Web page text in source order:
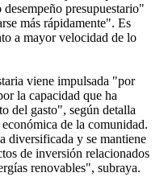
presupuestario"
más rápidamente". Es
a mayor velocidad de lo
viene impulsada "por
la capacidad que ha
del gasto", según detalla
de la comunidad.
diversificada y se mantiene
de inversión relacionados
renovables", subraya.